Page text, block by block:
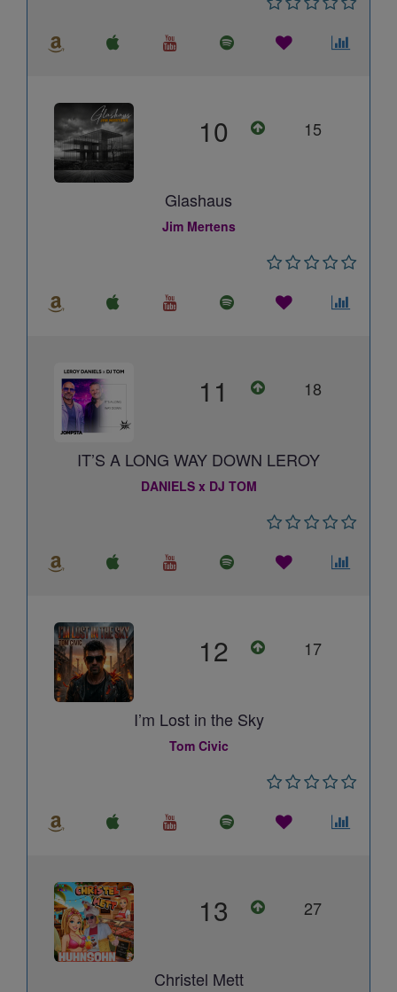
10 15
Glashaus
Jim Mertens
11 18
IT’S A LONG WAY DOWN LEROY
DANIELS x DJ TOM
12 17
I’m Lost in the Sky
Tom Civic
13 27
Christel Mett